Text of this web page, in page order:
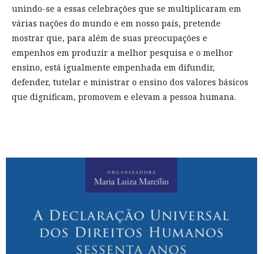
unindo-se a essas celebrações que se multiplicaram em
várias nações do mundo e em nosso país, pretende
mostrar que, para além de suas preocupações e
empenhos em produzir a melhor pesquisa e o melhor
ensino, está igualmente empenhada em difundir,
defender, tutelar e ministrar o ensino dos valores básicos
que dignificam, promovem e elevam a pessoa humana.